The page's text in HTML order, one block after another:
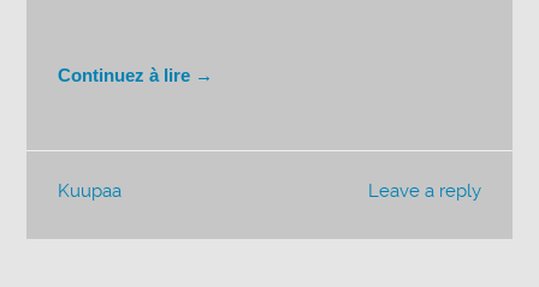
Continuez à lire →
Leave a reply
Kuupaa